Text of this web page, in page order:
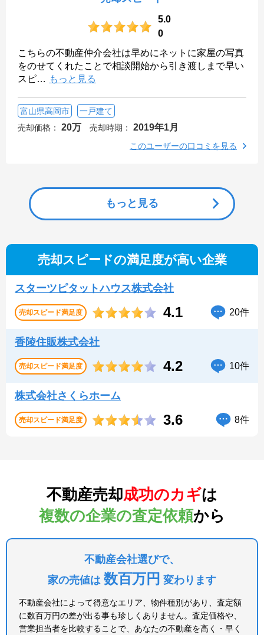
5.0
0
こちらの不動産仲介会社は早めにネットに家屋の写真
をのせてくれたことで相談開始から引き渡しまで早い
スピ… もっと見る
富山県高岡市
一戸建て
売却価格：
20万 売却時期： 2019年1月
このユーザーの口コミを見る
もっと見る
売却スピードの満足度が高い企業
スターツピタットハウス株式会社
売却スピード満足度 4.1 20件
香陵住販株式会社
売却スピード満足度 4.2 10件
株式会社さくらホーム
売却スピード満足度 3.6 8件
不動産売却成功のカギは
複数の企業の査定依頼から
不動産会社選びで、
家の売値は 数百万円 変わります
不動産会社によって得意なエリア、物件種別があり、査定額
に数百万円の差が出る事も珍しくありません。査定価格や、
営業担当者を比較することで、あなたの不動産を高く・早く